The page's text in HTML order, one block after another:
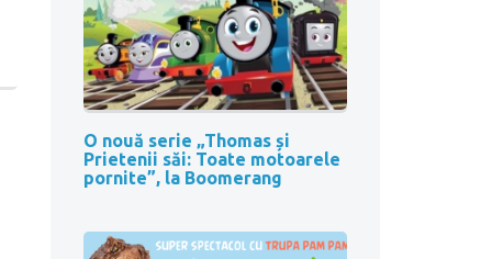
O nouă serie „Thomas și
Prietenii săi: Toate motoarele
pornite”, la Boomerang